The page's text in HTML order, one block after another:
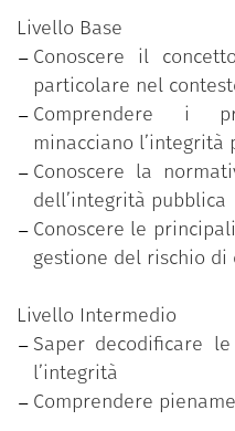
La cultura
consapevolezza dei
sulla conoscenza
che lo Stato di
cultura
competenze
nel settore pubblico
decisioni, svolge
conto della
competenze, infine,
dallo sviluppo di
adeguate leve
interni ed esterni
monitorare le
decisori politici.
Livello Base
Conoscere il
particolare nel
Comprendere i
minacciano l’integrità
Conoscere la
dell’integrità pubblica
Conoscere le
gestione del rischio
Livello Intermedio
Saper decodificare
l’integrità
Comprendere